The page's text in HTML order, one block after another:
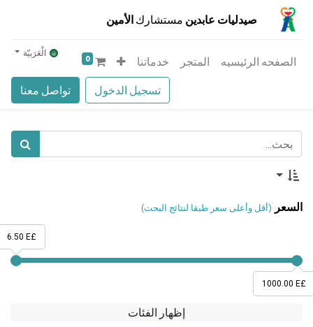
صيدليات عابدين مستشارك الأمين
تسجيل الدخول تواصل معنا
الصفحه الرئيسيه المتجر خدماتنا 0 الْعَرَبيّة
إظهار الفئات
السعر (أقل وأعلى سعر طبقا لنتائج البحث)
1000.00 E£
6.50 E£